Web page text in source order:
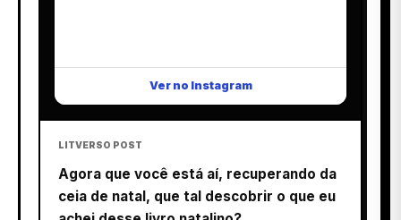
Ver no Instagram
LITVERSO POST
Agora que você está aí, recuperando da
ceia de natal, que tal descobrir o que eu